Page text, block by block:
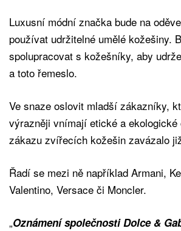
Luxusní módní značka bude na
používat udržitelné umělé kožešiny.
spolupracovat s kožešníky, aby
a toto řemeslo.
Ve snaze oslovit mladší zákazníky,
výrazněji vnímají etické a
zákazu zvířecích kožešin zavázalo
Řadí se mezi ně například Armani,
Valentino, Versace či Moncler.
„Oznámení společnosti Dolce &